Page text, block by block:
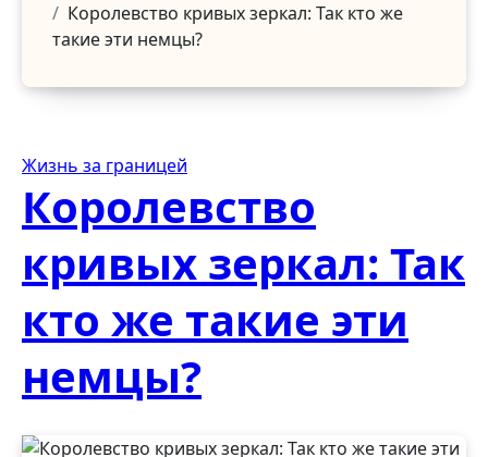
Королевство кривых зеркал: Так кто же
такие эти немцы?
Жизнь за границей
Королевство
кривых зеркал: Так
кто же такие эти
немцы?